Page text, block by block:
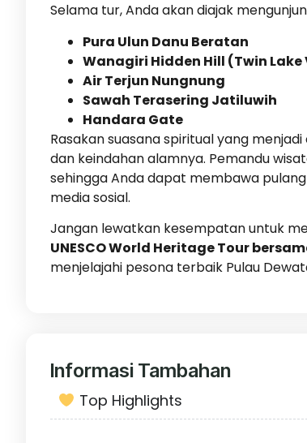
Selama tur, Anda akan diajak
Pura Ulun Danu Beratan
Wanagiri Hidden Hill (Twin Lake
Air Terjun Nungnung
Sawah Terasering Jatiluwih
Handara Gate
Rasakan suasana spiritual yang
dan keindahan alamnya. Pemandu
sehingga Anda dapat membawa
media sosial.
Jangan lewatkan kesempatan untuk
UNESCO World Heritage Tour
menjelajahi pesona terbaik Pulau
Informasi Tambahan
Top Highlights